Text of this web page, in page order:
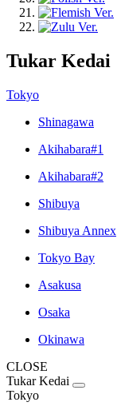
Tukar Kedai
Tokyo
Shinagawa
Akihabara#1
Akihabara#2
Shibuya
Shibuya Annex
Tokyo Bay
Asakusa
Osaka
Okinawa
CLOSE
Tukar Kedai
Tokyo